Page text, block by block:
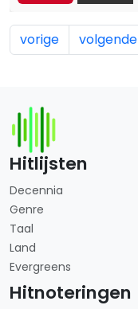
vorige volgende
Hitlijsten
Decennia
Genre
Taal
Land
Evergreens
Hitnoteringen